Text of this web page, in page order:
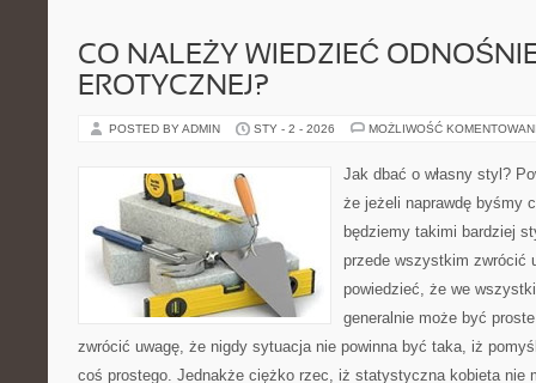
CO NALEŻY WIEDZIEĆ
EROTYCZNEJ?
POSTED BY ADMIN STY - 2 - 2026 MOŻLIWOŚĆ
Jak dbać o własny styl?
że jeżeli naprawdę byśmy
będziemy takimi bardziej
przede wszystkim zwrócić
powiedzieć, że we
generalnie może być
zwrócić uwagę, że nigdy sytuacja nie powinna być taka, iż
coś prostego. Jednakże ciężko rzec, iż statystyczna kobieta nie